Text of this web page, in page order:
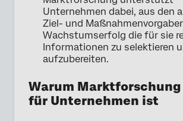
Unternehmen dabei, aus den
Ziel- und
Wachstumserfolg die für sie
Informationen zu selektieren
aufzubereiten.
Warum
für Unternehmen ist